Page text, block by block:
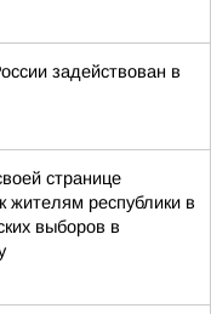
задействован в
странице
жителям республики в
выборов в